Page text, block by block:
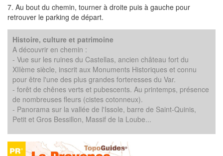
7. Au bout du chemin, tourner à droite puis à gauche pour
retrouver le parking de départ.
Histoire, culture et patrimoine
A découvrir en chemin :
- Vue sur les ruines du Castellas, ancien château fort du
XIIème siècle, inscrit aux Monuments Historiques et connu
pour être l'une des plus grandes forteresses du Var.
- forêt de chênes verts et pubescents. Au printemps, présence
de nombreuses fleurs (cistes cotonneux).
- Panorama sur la vallée de l'Issole, barre de Saint-Quinis,
Petit et Gros Bessillon, Massif de la Loube...